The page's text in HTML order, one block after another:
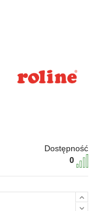
Dostępność
0